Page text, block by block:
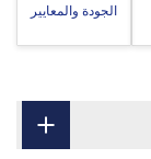
الجودة والمعايير